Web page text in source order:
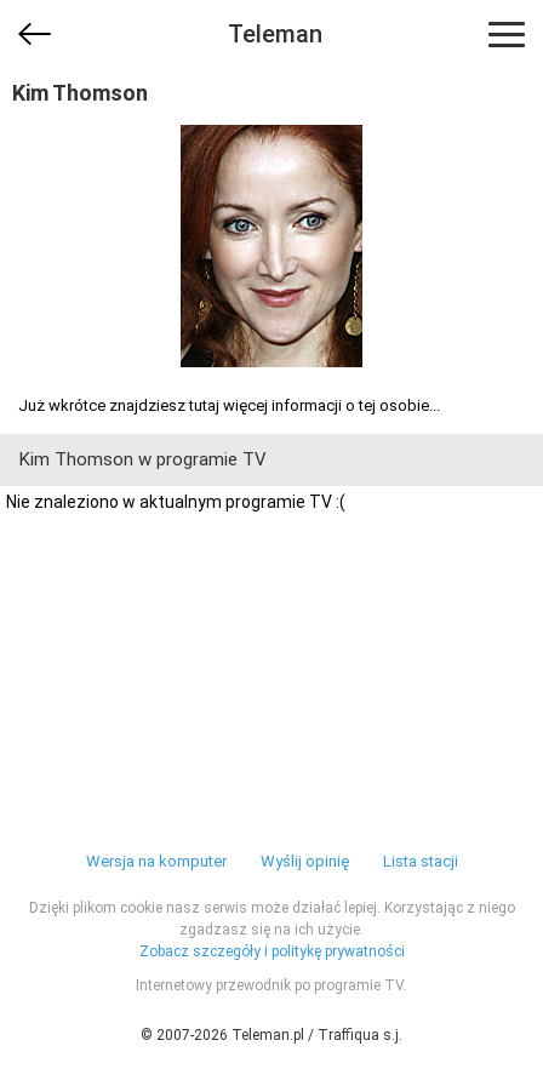
Teleman
Kim Thomson
Już wkrótce znajdziesz tutaj więcej informacji o tej osobie...
Kim Thomson w programie TV
Nie znaleziono w aktualnym programie TV :(
Wersja na komputer Wyślij opinię Lista stacji
Dzięki plikom cookie nasz serwis może działać lepiej. Korzystając z niego
zgadzasz się na ich użycie.
Zobacz szczegóły i politykę prywatności
Internetowy przewodnik po programie TV.
© 2007-2026 Teleman.pl / Traffiqua s.j.